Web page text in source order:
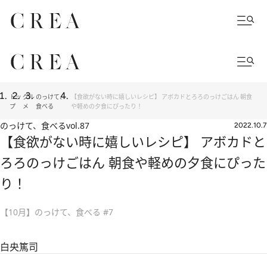
トッ
プ
グル
メ
のっけて、
食べる
【食欲がない時に嬉しいレシピ】 アボカドとろろのっけごはん 朝食
や軽めの夕食にぴったり！
のっけて、食べるvol.87 2022.10.7
【食欲がない時に嬉しいレシピ】 アボカドと
ろろのっけごはん 朝食や軽めの夕食にぴった
り！
【10月】のっけて、食べる #7
白央篤司